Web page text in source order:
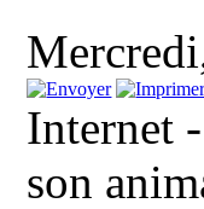
Internet
son